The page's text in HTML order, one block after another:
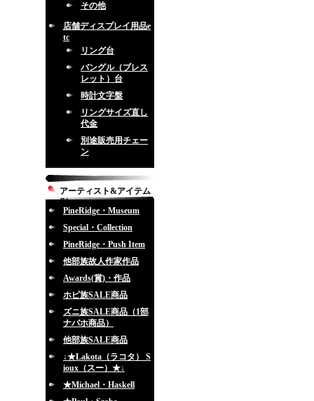
その他
店舗ディスプレイ用品e
tc
リング台
バングル（ブレス
レット）台
時計文字盤
リングサイズ直し
代金
別途販売用チェー
ン
アーティスト&アイテム
別
PineRidge・Museum
Special・Collection
PineRidge・Push Item
他部族故人作家作品
Awards(賞)・作品
ホピ族SALE商品
ズニ族SALE商品（1部
ナバホ商品）
他部族SALE商品
↓★Lakota（ラコタ） S
ioux（スー）★↓
★Michael・Haskell